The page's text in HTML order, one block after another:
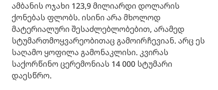
ამბანის ოჯახი 123,9 მილიარდი დოლარის
ქონებას ფლობს. ისინი არა მხოლოდ
მატერიალური შესაძლებლობებით, არამედ
სტუმართმოყვარეობითაც გამოირჩევიან. არც ეს
საღამო ყოფილა გამონაკლისი. კვირას
საქორწინო ცერემონიას 14 000 სტუმარი
დაესწრო.